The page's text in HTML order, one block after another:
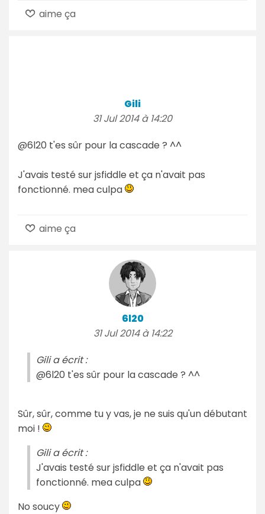
aime ça
Gili
31 Jul 2014 à 14:20
@6l20 t'es sûr pour la cascade ? ^^
J'avais testé sur jsfiddle et ça n'avait pas
fonctionné. mea culpa
aime ça
6l20
31 Jul 2014 à 14:22
Gili a écrit :
@6l20 t'es sûr pour la cascade ? ^^
Sûr, sûr, comme tu y vas, je ne suis qu'un débutant
moi !
Gili a écrit :
J'avais testé sur jsfiddle et ça n'avait pas
fonctionné. mea culpa
No soucy